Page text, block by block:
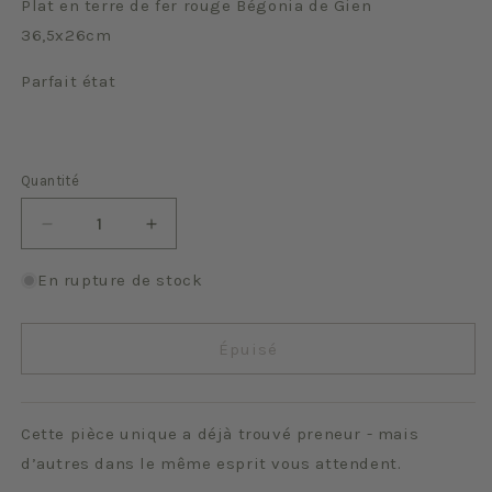
Plat en terre de fer rouge Bégonia de Gien
36,5x26cm
Parfait état
Quantité
Quantité
Réduire
la
quantité
Bégonia
Augmenter
la
quantité
Bégonia
En rupture de stock
Épuisé
Cette pièce unique a déjà trouvé preneur - mais
d’autres dans le même esprit vous attendent.